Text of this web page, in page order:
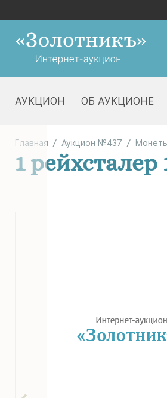
АУКЦИОН ОБ АУКЦИОНЕ
Главная Аукцион №437
1 рейхсталер